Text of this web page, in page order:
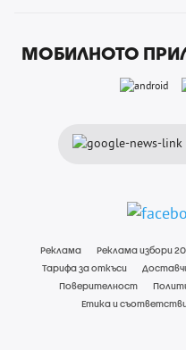
МОБИЛНОТО
Реклама Реклама избори
Тарифа за откъси
Поверителност
Етика и